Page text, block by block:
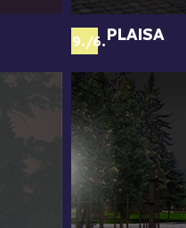
69./6.PLAISA